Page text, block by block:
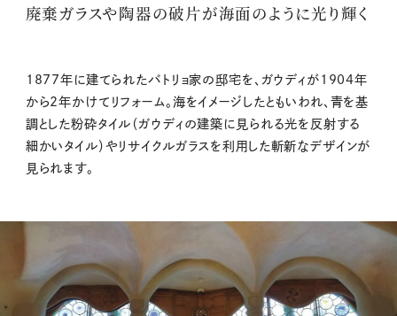
廃棄ガラスや陶器の破片が海面のように光り輝く
1877年に建てられたバトリョ家の邸宅を、ガウディが1904年
から2年かけてリフォーム。海をイメージしたともいわれ、青を基
調とした粉砕タイル（ガウディの建築に見られる光を反射する
細かいタイル）やリサイクルガラスを利用した斬新なデザインが
見られます。